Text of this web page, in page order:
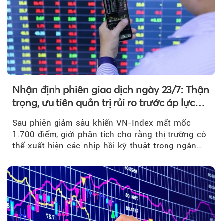
Nhận định phiên giao dịch ngày 23/7: Thận
trọng, ưu tiên quản trị rủi ro trước áp lực
Sau phiên giảm sâu khiến VN-Index mất mốc
1.700 điểm, giới phân tích cho rằng thị trường có
thể xuất hiện các nhịp hồi kỹ thuật trong ngắn